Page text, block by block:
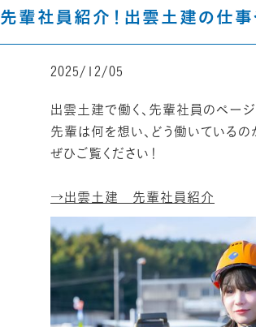
先輩社員紹介！出雲土建の仕事
2025/12/05
出雲土建で働く、先輩社員のページ
先輩は何を想い、どう働いているの
ぜひご覧ください！
→出雲土建 先輩社員紹介